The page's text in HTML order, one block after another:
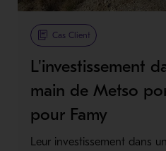
Cas Client
L'investissement
main de Metso
pour Famy
Leur investissement dans